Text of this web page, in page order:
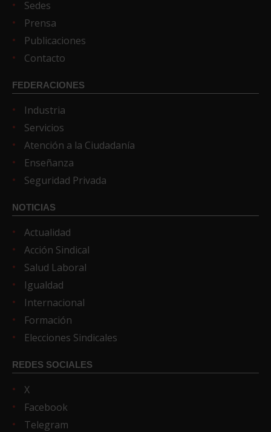
Sedes
Prensa
Publicaciones
Contacto
FEDERACIONES
Industria
Servicios
Atención a la Ciudadanía
Enseñanza
Seguridad Privada
NOTICIAS
Actualidad
Acción Sindical
Salud Laboral
Igualdad
Internacional
Formación
Elecciones Sindicales
REDES SOCIALES
X
Facebook
Telegram